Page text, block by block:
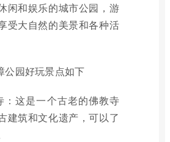
闲和娱乐的城市公园，游
受大自然的美景和各种活
公园好玩景点如下
：这是一个古老的佛教寺
建筑和文化遗产，可以了